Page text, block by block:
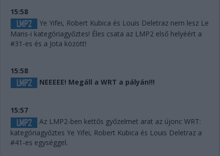
15:58
Ye Yifei, Robert Kubica és Louis Deletraz nem lesz Le
Mans-i kategóriagyőztes! Éles csata az LMP2 első helyéért a
#31-es és a Jota között!
15:58
NEEEEE! Megáll a WRT a pályán!!!
15:57
Az LMP2-ben kettős győzelmet arat az újonc WRT:
kategóriagyőztes Ye Yifei, Robert Kubica és Louis Deletraz a
#41-es egységgel.